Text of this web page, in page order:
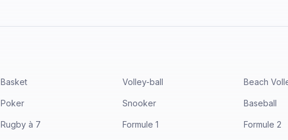
Basket Volley-ball Beach
Poker Snooker Baseball
Rugby à 7 Formule 1 Formule 2